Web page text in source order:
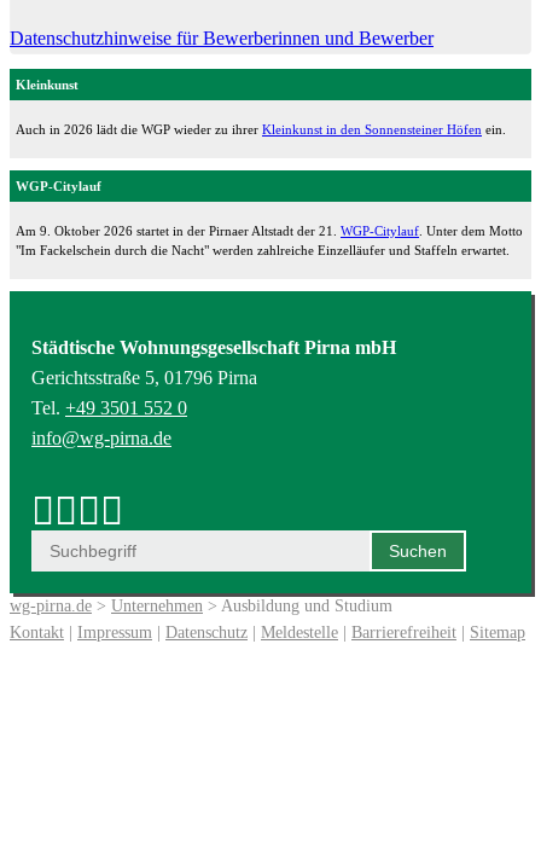
Datenschutzhinweise für Bewerberinnen und Bewerber
Kleinkunst
Auch in 2026 lädt die WGP wieder zu ihrer Kleinkunst in den Sonnensteiner Höfen ein.
WGP-Citylauf
Am 9. Oktober 2026 startet in der Pirnaer Altstadt der 21. WGP-Citylauf . Unter dem Motto
"Im Fackelschein durch die Nacht" werden zahlreiche Einzelläufer und Staffeln erwartet.
Städtische Wohnungsgesellschaft Pirna mbH
Gerichtsstraße 5, 01796 Pirna
Tel. +49 3501 552 0
info@wg-pirna.de
wg-pirna.de > Unternehmen > Ausbildung und Studium
Kontakt
Impressum Datenschutz Meldestelle Barrierefreiheit Sitemap